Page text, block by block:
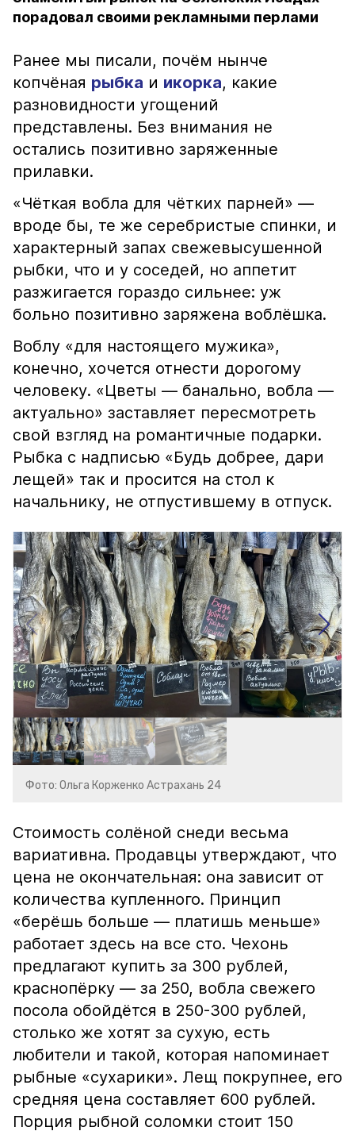
порадовал своими рекламными перлами
Ранее мы писали, почём нынче
копчёная рыбка и икорка, какие
разновидности угощений
представлены. Без внимания не
остались позитивно заряженные
прилавки.
«Чёткая вобла для чётких парней» —
вроде бы, те же серебристые спинки, и
характерный запах свежевысушенной
рыбки, что и у соседей, но аппетит
разжигается гораздо сильнее: уж
больно позитивно заряжена воблёшка.
Воблу «для настоящего мужика»,
конечно, хочется отнести дорогому
человеку. «Цветы — банально, вобла —
актуально» заставляет пересмотреть
свой взгляд на романтичные подарки.
Рыбка с надписью «Будь добрее, дари
лещей» так и просится на стол к
начальнику, не отпустившему в отпуск.
Фото: Ольга Корженко Астрахань 24
Стоимость солёной снеди весьма
вариативна. Продавцы утверждают, что
цена не окончательная: она зависит от
количества купленного. Принцип
«берёшь больше — платишь меньше»
работает здесь на все сто. Чехонь
предлагают купить за 300 рублей,
краснопёрку — за 250, вобла свежего
посола обойдётся в 250-300 рублей,
столько же хотят за сухую, есть
любители и такой, которая напоминает
рыбные «сухарики». Лещ покрупнее, его
средняя цена составляет 600 рублей.
Порция рыбной соломки стоит 150